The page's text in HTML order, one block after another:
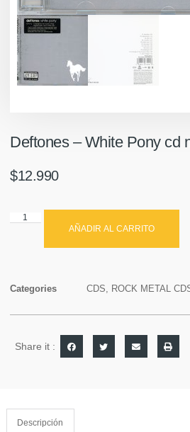
Deftones – White Pony cd
$12.990
AÑADIR AL CARRITO
Categories CDS ROCK METAL
Share it :
Descripción